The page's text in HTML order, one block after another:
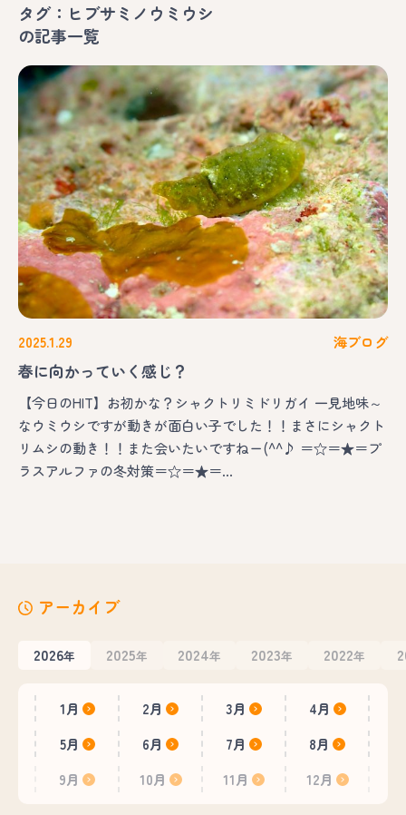
タグ：ヒブサミノウミウシ
の記事一覧
2025.1.29 海ブログ
春に向かっていく感じ？
【今日のHIT】お初かな？シャクトリミドリガイ 一見地味～
なウミウシですが動きが面白い子でした！！まさにシャクト
リムシの動き！！また会いたいですねー(^^♪ ＝☆＝★＝プ
ラスアルファの冬対策＝☆＝★＝…
アーカイブ
2026年 2025年 2024年 2023年 2022年
1月 2月 3月
4月
5月
6月 7月
8月
9月
10月 11月 12月